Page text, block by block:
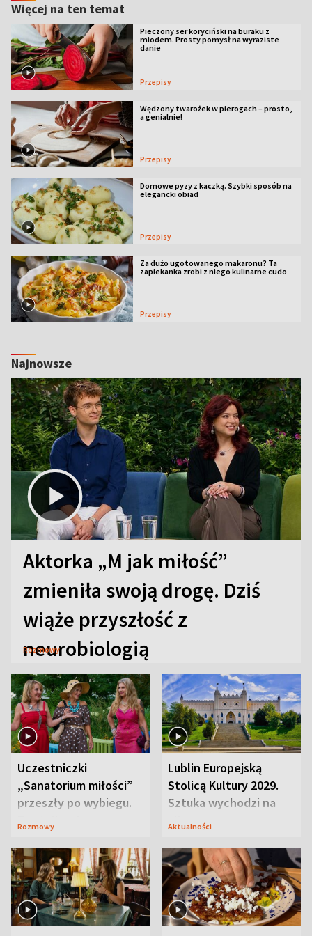
Więcej na ten temat
Pieczony ser koryciński na buraku z
miodem. Prosty pomysł na wyraziste
danie
Przepisy
Wędzony twarożek w pierogach – prosto,
a genialnie!
Przepisy
Domowe pyzy z kaczką. Szybki sposób na
elegancki obiad
Przepisy
Za dużo ugotowanego makaronu? Ta
zapiekanka zrobi z niego kulinarne cudo
Przepisy
Najnowsze
Aktorka „M jak miłość”
zmieniła swoją drogę. Dziś
wiąże przyszłość z
neurobiologią
Rozmowy
Uczestniczki
„Sanatorium miłości”
przeszły po wybiegu.
Te stylizacje
Rozmowy
Lublin Europejską
Stolicą Kultury 2029.
Sztuka wychodzi na
ulice
Aktualności